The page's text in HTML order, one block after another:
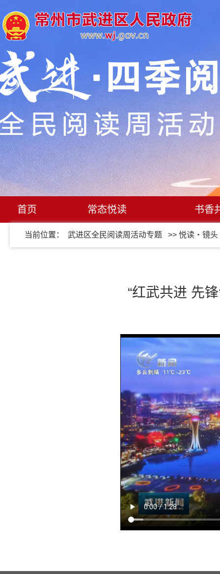
首页 常态悦读 书香
当前位置： 武进区全民阅读周活动专题 >> 悦读・镜头
“红武共进 先